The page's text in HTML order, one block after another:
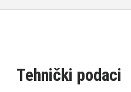
Tehnički podaci